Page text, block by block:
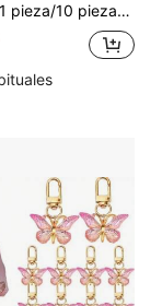
1 pieza/10 piezas Abridor de botellas para regalo de bebé, regalo de baby shower, recuerdo decorativo, abridor de botellas en forma de cruz con caja de regalo, para que los invitados revelen el género y la preferencia de la fiesta, ¿niño o niña? Suministros para baby shower, fiesta de revelación de género, regalo de bautizo, recuerdo de bautizo, suministros para fiesta de bautizo, obsequios para invitados de baby shower, regalos de agradecimiento de baby shower, Jesús, regalos cristianos